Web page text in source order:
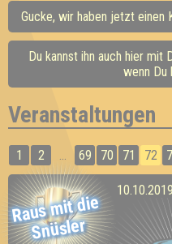
Gucke, wir haben jetzt einen
Du kannst ihn auch hier mit
wenn Du
Veranstaltungen
1 2 ... 69 70 71 72
Raus
mit die
Snüsler